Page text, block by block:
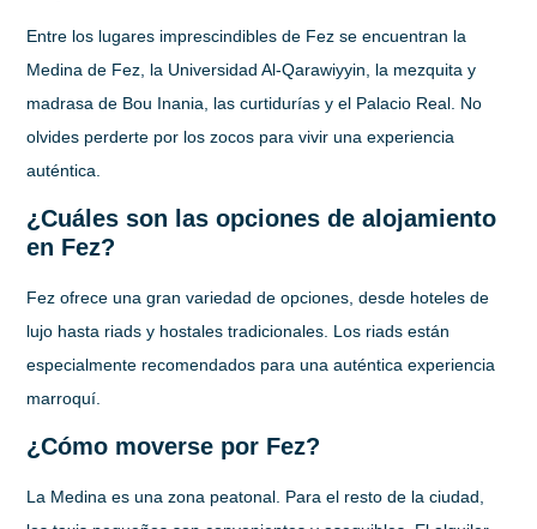
Entre los lugares imprescindibles de Fez se encuentran la
Medina de Fez, la Universidad Al-Qarawiyyin, la mezquita y
madrasa de Bou Inania, las curtidurías y el Palacio Real. No
olvides perderte por los zocos para vivir una experiencia
auténtica.
¿Cuáles son las opciones de alojamiento
en Fez?
Fez ofrece una gran variedad de opciones, desde hoteles de
lujo hasta riads y hostales tradicionales. Los riads están
especialmente recomendados para una auténtica experiencia
marroquí.
¿Cómo moverse por Fez?
La Medina es una zona peatonal. Para el resto de la ciudad,